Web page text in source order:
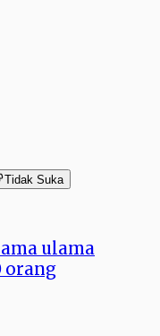
Tidak Suka
ulama
orang